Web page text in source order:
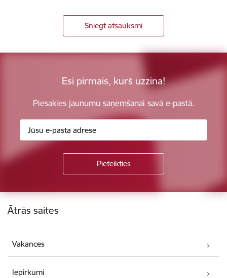
Sniegt atsauksmi
Esi pirmais, kurš uzzina!
Piesakies jaunumu saņemšanai savā e-pastā.
Kājene
Ātrās saites
Vakances
Iepirkumi